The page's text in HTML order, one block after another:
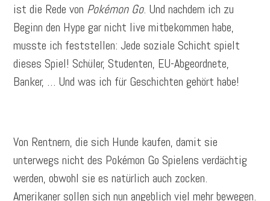
ist die Rede von Pokémon Go. Und nachdem ich zu
Beginn den Hype gar nicht live mitbekommen habe,
musste ich feststellen: Jede soziale Schicht spielt
dieses Spiel! Schüler, Studenten, EU-Abgeordnete,
Banker, … Und was ich für Geschichten gehört habe!
Von Rentnern, die sich Hunde kaufen, damit sie
unterwegs nicht des Pokémon Go Spielens verdächtig
werden, obwohl sie es natürlich auch zocken.
Amerikaner sollen sich nun angeblich viel mehr bewegen.